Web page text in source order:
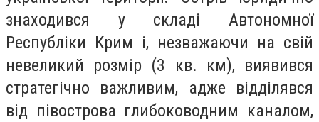
знаходився у складі Автономної
Республіки Крим і, незважаючи на свій
невеликий розмір (3 кв. км), виявився
стратегічно важливим, адже відділявся
від півострова глибоководним каналом,